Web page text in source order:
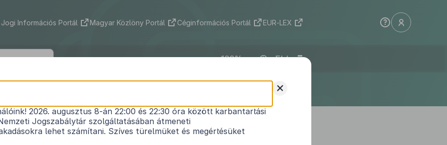
Információs Portál Magyar Közlöny Portál Céginformációs Portál EUR-LEX
ELI
3/2013. (I. 10.) Korm. rendelet
szóló törvény végrehajtásáról szóló368/2011. (XII. 31.) Korm.
rendeletmódosításáról1
+
2026. augusztus 8-án 22:00 és 22:30 óra között karbantartási
Jogszabálytár szolgáltatásában átmeneti
lehet számítani. Szíves türelmüket és megértésüket